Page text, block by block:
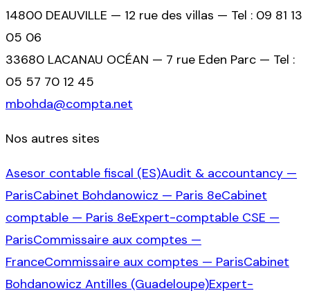
14800 DEAUVILLE — 12 rue des villas — Tel : 09 81 13
05 06
33680 LACANAU OCÉAN — 7 rue Eden Parc — Tel :
05 57 70 12 45
mbohda@compta.net
Nos autres sites
Asesor contable fiscal (ES)Audit & accountancy —
ParisCabinet Bohdanowicz — Paris 8eCabinet
comptable — Paris 8eExpert-comptable CSE —
ParisCommissaire aux comptes —
FranceCommissaire aux comptes — ParisCabinet
Bohdanowicz Antilles (Guadeloupe)Expert-